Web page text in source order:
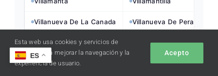
Villanueva De La Canada Villanueva De Perales
Villanueva Del Pardillo Villar Del Olmo
Villarejo De Salvanes Villaverde
ES
Esta web usa cookies y servicios de
terceros para mejorar la navegación y la
experiencia de usuario.
Acepto